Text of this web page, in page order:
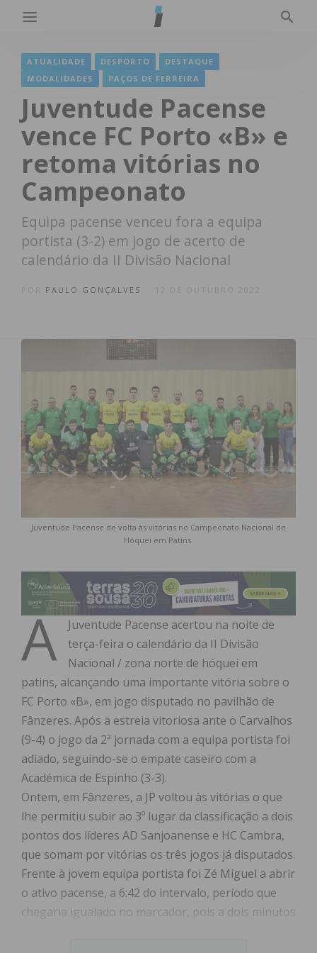
ATUALIDADE DESPORTO
DESTAQUE
MODALIDADES
PAÇOS DE FERREIRA
Juventude Pacense
vence FC Porto «B» e
retoma vitórias no
Campeonato
Equipa pacense venceu fora a equipa
portista (3-2) em jogo de acerto de
calendário da II Divisão Nacional
PAULO GONÇALVES 12 DE OUTUBRO 2022
Juventude Pacense de volta às vitórias no Campeonato Nacional de
Hóquei em Patins.
A
Juventude Pacense acertou na noite de
terça-feira o calendário da II Divisão
Nacional / zona norte de hóquei em
patins, alcançando uma importante vitória sobre o
FC Porto «B», em jogo disputado no pavilhão de
Fânzeres. Após a estreia vitoriosa ante o Carvalhos
(9-4) o jogo da 2ª jornada com a equipa portista foi
adiado, seguindo-se o empate caseiro com a
Académica de Espinho (3-3).
Ontem, em Fânzeres, a JP voltou às vitórias o que
lhe permitiu subir ao 3º lugar da classificação a dois
pontos dos líderes AD Sanjoanense e HC Cambra,
que somam por vitórias os três jogos já disputados.
Frente à jovem equipa portista foi Zé Miguel a abrir
o ativo pacense, a 6:42 do intervalo, período que
chegaria igualado no marcador, pois a dois minutos